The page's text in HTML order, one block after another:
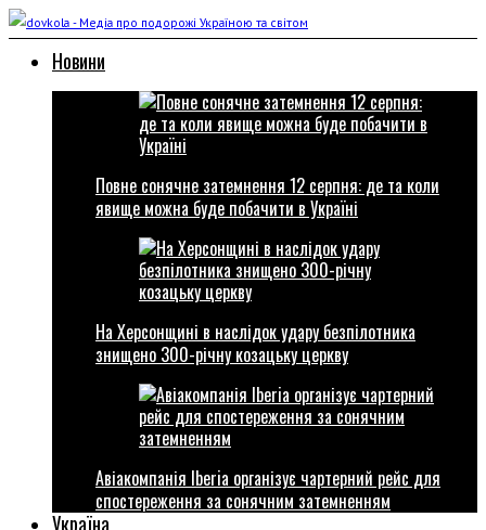
Новини
Повне сонячне затемнення 12 серпня: де та коли
явище можна буде побачити в Україні
На Херсонщині в наслідок удару безпілотника
знищено 300-річну козацьку церкву
Авіакомпанія Iberia організує чартерний рейс для
спостереження за сонячним затемненням
Україна